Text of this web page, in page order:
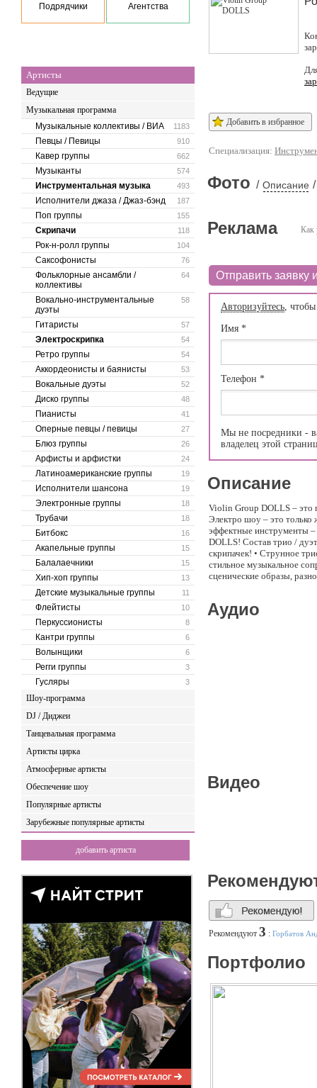
Подрядчики Агентства
Артисты
Ведущие
Музыкальная программа
1183
Музыкальные коллективы / ВИА
910
Певцы / Певицы
662
Кавер группы
574
Музыканты
493
Инструментальная музыка
187
Исполнители джаза / Джаз-бэнд
155
Поп группы
118
Скрипачи
104
Рок-н-ролл группы
76
Саксофонисты
64
Фольклорные ансамбли /
коллективы
58
Вокально-инструментальные
дуэты
57
Гитаристы
54
Электроскрипка
54
Ретро группы
53
Аккордеонисты и баянисты
52
Вокальные дуэты
48
Диско группы
41
Пианисты
27
Оперные певцы / певицы
26
Блюз группы
24
Арфисты и арфистки
19
Латиноамериканские группы
19
Исполнители шансона
18
Электронные группы
18
Трубачи
16
Битбокс
15
Акапельные группы
15
Балалаечники
13
Хип-хоп группы
11
Детские музыкальные группы
10
Флейтисты
8
Перкуссионисты
6
Кантри группы
6
Волынщики
3
Регги группы
3
Гусляры
Шоу-программа
DJ / Диджеи
Танцевальная программа
Артисты цирка
Атмосферные артисты
Обеспечение шоу
Популярные артисты
Зарубежные популярные артисты
добавить артиста
Добавить в избранное
Специализация:
Фото / Описание /
Как
Реклама
Отправить заявку
Авторизуйтесь,
Имя *
Телефон *
Мы не посредники -
владелец этой
Описание
Violin Group DOLLS – это
Электро шоу – это только
эффектные инструменты –
DOLLS! Состав трио /
скрипачек! • Струнное
стильное музыкальное
сценические образы,
Тиффани», «Сумерки»,
песни военных лет для
Аудио
Видео
Рекомендуют 3 : Горбатов
Портфолио